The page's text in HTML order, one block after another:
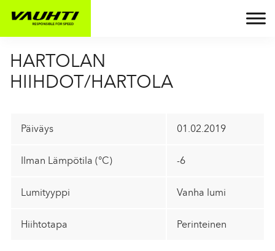
HARTOLAN
HIIHDOT/HARTOLA
Päiväys 01.02.2019
Ilman Lämpötila (°C) -6
Lumityyppi Vanha lumi
Hiihtotapa Perinteinen